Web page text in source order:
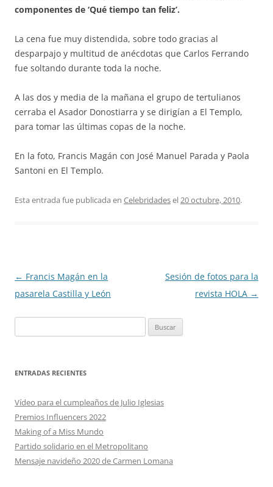
componentes de ‘Qué tiempo tan feliz’.
La cena fue muy distendida, sobre todo gracias al
desparpajo y multitud de anécdotas que Carlos Ferrando
fue soltando durante toda la noche.
A las dos y media de la mañana el grupo de tertulianos
cerraba el Asador Donostiarra y se dirigían a El Templo,
para tomar las últimas copas de la noche.
En la foto, Francis Magán con José Manuel Parada y Paola
Santoni en El Templo.
Esta entrada fue publicada en Celebridadesel20 octubre, 2010.
Navegación
de
← Francis Magán en la
pasarela Castilla y León
Sesión de fotos para la
revista HOLA →
ENTRADAS RECIENTES
Vídeo para el cumpleaños de Julio Iglesias
Premios Influencers 2022
Making of a Miss Mundo
Partido solidario en el Metropolitano
Mensaje navideño 2020 de Carmen Lomana